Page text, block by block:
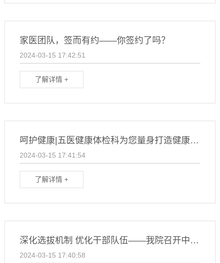
家医团队，签而有约——你签约了吗？
2024-03-15 17:42:51
了解详情 +
呵护健康|五医健康体检科为您量身打造健康体检套餐
2024-03-15 17:41:54
了解详情 +
深化选拔机制 优化干部队伍——我院召开中层干部调整工作动员大会
2024-03-15 17:40:58